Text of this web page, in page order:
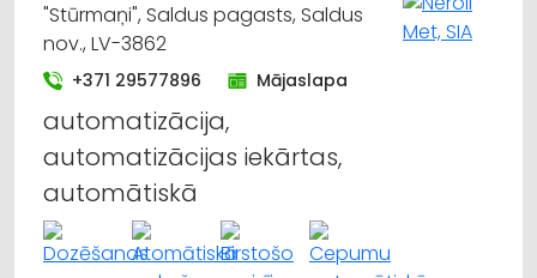
"Stūrmaņi", Saldus pagasts, Saldus
nov., LV-3862
+371 29577896 Mājaslapa
automatizācija,
automatizācijas iekārtas,
automātiskā